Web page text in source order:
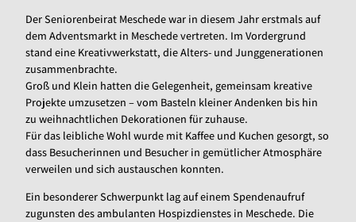
Der Seniorenbeirat Meschede war in diesem Jahr erstmals auf
dem Adventsmarkt in Meschede vertreten. Im Vordergrund
stand eine Kreativwerkstatt, die Alters- und Junggenerationen
zusammenbrachte.
Groß und Klein hatten die Gelegenheit, gemeinsam kreative
Projekte umzusetzen – vom Basteln kleiner Andenken bis hin
zu weihnachtlichen Dekorationen für zuhause.
Für das leibliche Wohl wurde mit Kaffee und Kuchen gesorgt, so
dass Besucherinnen und Besucher in gemütlicher Atmosphäre
verweilen und sich austauschen konnten.
Ein besonderer Schwerpunkt lag auf einem Spendenaufruf
zugunsten des ambulanten Hospizdienstes in Meschede. Die